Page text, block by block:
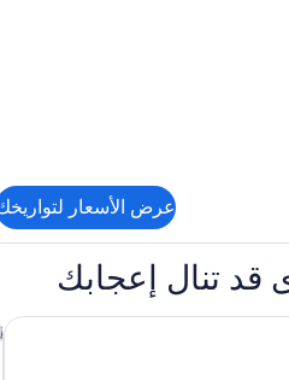
عرض الأسعار
قد تنال إعجابك